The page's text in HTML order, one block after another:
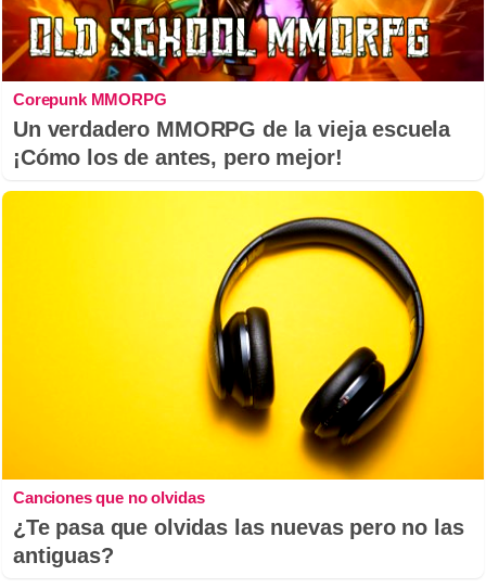
Corepunk MMORPG
Un verdadero MMORPG de la vieja escuela
¡Cómo los de antes, pero mejor!
Canciones que no olvidas
¿Te pasa que olvidas las nuevas pero no las
antiguas?